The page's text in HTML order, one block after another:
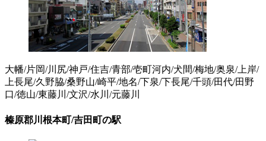
大幡/片岡/川尻/神戸/住吉/青部/壱町河内/犬間/梅地/奥泉/上岸/
上長尾/久野脇/桑野山/崎平/地名/下泉/下長尾/千頭/田代/田野
口/徳山/東藤川/文沢/水川/元藤川
榛原郡川根本町/吉田町の駅